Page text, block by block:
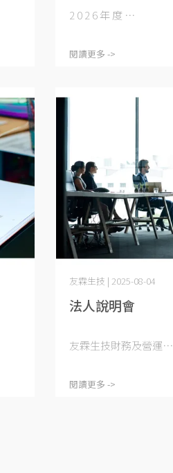
2 0 2 6 年 度 ⋯
閱讀更多 ->
法人說明會
友霖生技 | 2025-08-04
友霖生技財務及營運⋯
閱讀更多 ->